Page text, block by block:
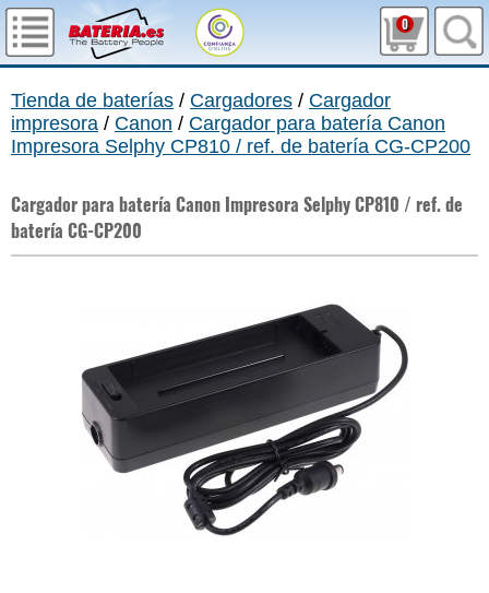
0
Tienda de baterías / Cargadores / Cargador
impresora / Canon / Cargador para batería Canon
Impresora Selphy CP810 / ref. de batería CG-CP200
Cargador para batería Canon Impresora Selphy CP810 / ref. de
batería CG-CP200